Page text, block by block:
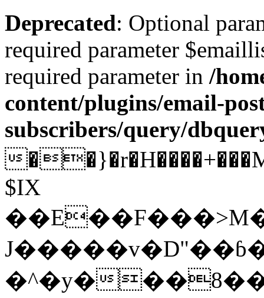
Deprecated: Optional
required parameter
required parameter in /
content/plugins/email-
subscribers/query/
$IX
�^�y�